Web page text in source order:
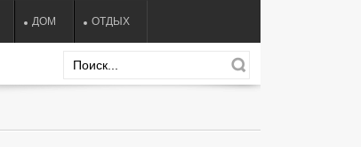
ДОМ ОТДЫХ